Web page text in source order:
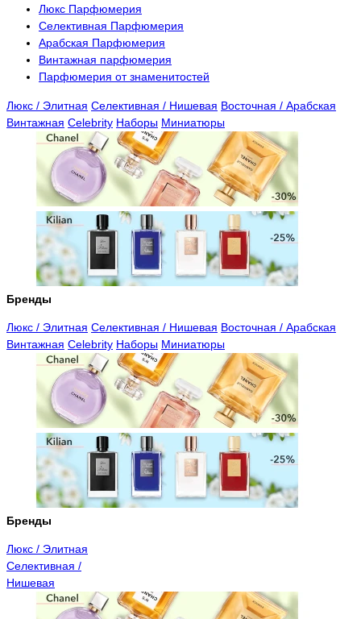
Люкс Парфюмерия
Селективная Парфюмерия
Арабская Парфюмерия
Винтажная парфюмерия
Парфюмерия от знаменитостей
Люкс / Элитная Селективная / Нишевая Восточная / Арабская
Винтажная Celebrity Наборы Миниатюры
Бренды
Люкс / Элитная Селективная / Нишевая Восточная / Арабская
Винтажная Celebrity Наборы Миниатюры
Бренды
Люкс / Элитная
Селективная /
Нишевая